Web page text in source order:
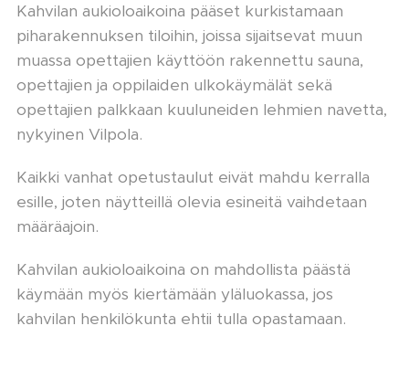
Kahvilan aukioloaikoina pääset kurkistamaan
piharakennuksen tiloihin, joissa sijaitsevat muun
muassa opettajien käyttöön rakennettu sauna,
opettajien ja oppilaiden ulkokäymälät sekä
opettajien palkkaan kuuluneiden lehmien navetta,
nykyinen Vilpola.
Kaikki vanhat opetustaulut eivät mahdu kerralla
esille, joten näytteillä olevia esineitä vaihdetaan
määräajoin.
Kahvilan aukioloaikoina on mahdollista päästä
käymään myös kiertämään yläluokassa, jos
kahvilan henkilökunta ehtii tulla opastamaan.